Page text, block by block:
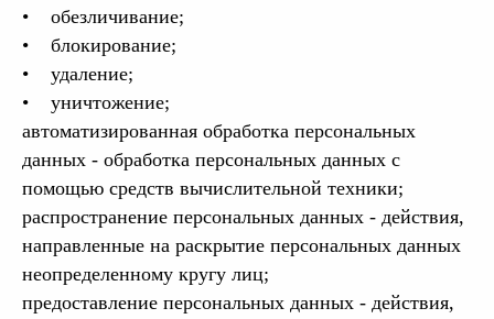
• обезличивание;
• блокирование;
• удаление;
• уничтожение;
автоматизированная обработка персональных
данных - обработка персональных данных с
помощью средств вычислительной техники;
распространение персональных данных - действия,
направленные на раскрытие персональных данных
неопределенному кругу лиц;
предоставление персональных данных - действия,